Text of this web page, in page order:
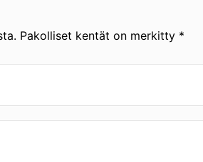
Pakolliset kentät on merkitty *